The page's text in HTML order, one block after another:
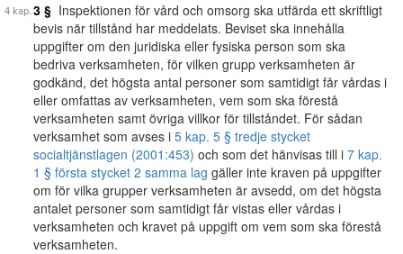
3 § Inspektionen för vård och omsorg ska utfärda ett skriftligt
bevis när tillstånd har meddelats. Beviset ska innehålla
uppgifter om den juridiska eller fysiska person som ska
bedriva verksamheten, för vilken grupp verksamheten är
godkänd, det högsta antal personer som samtidigt får vårdas i
eller omfattas av verksamheten, vem som ska förestå
verksamheten samt övriga villkor för tillståndet. För sådan
verksamhet som avses i 5 kap. 5 § tredje stycket
socialtjänstlagen (2001:453) och som det hänvisas till i 7 kap.
1 § första stycket 2 samma lag gäller inte kraven på uppgifter
om för vilka grupper verksamheten är avsedd, om det högsta
antalet personer som samtidigt får vistas eller vårdas i
verksamheten och kravet på uppgift om vem som ska förestå
verksamheten.